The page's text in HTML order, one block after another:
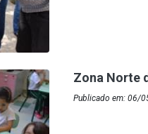
Zona Norte
Publicado em: 06/